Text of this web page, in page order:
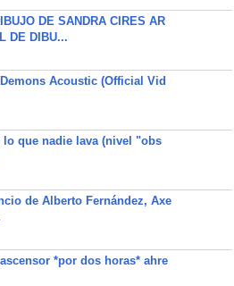
DE SANDRA CIRES AR
DE DIBU...
Acoustic (Official Vid
lo que nadie lava (nivel "obs
de Alberto Fernández, Axe
*por dos horas* ahre